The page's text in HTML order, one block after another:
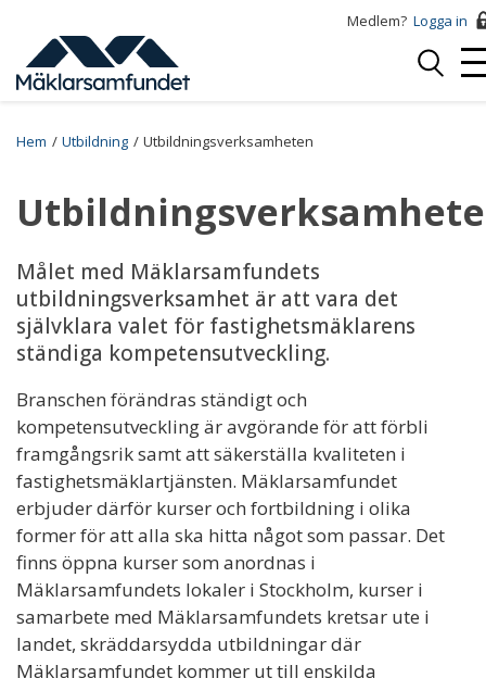
huvudinnehåll
Medlem? Logga in
Logga
Breadcrumb
Hem Utbildning Utbildningsverksamheten
Målet med Mäklarsamfundets
utbildningsverksamhet är att vara det
självklara valet för fastighetsmäklarens
ständiga kompetensutveckling.
Branschen förändras ständigt och
kompetensutveckling är avgörande för att förbli
framgångsrik samt att säkerställa kvaliteten i
fastighetsmäklartjänsten. Mäklarsamfundet
erbjuder därför kurser och fortbildning i olika
former för att alla ska hitta något som passar. Det
finns öppna kurser som anordnas i
Mäklarsamfundets lokaler i Stockholm, kurser i
samarbete med Mäklarsamfundets kretsar ute i
landet, skräddarsydda utbildningar där
Mäklarsamfundet kommer ut till enskilda